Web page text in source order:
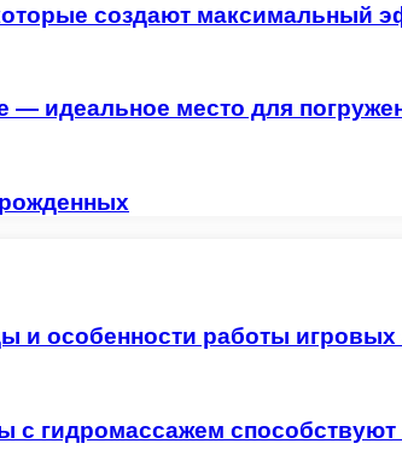
создают максимальный
идеальное место для
и особенности работы игровых
с гидромассажем